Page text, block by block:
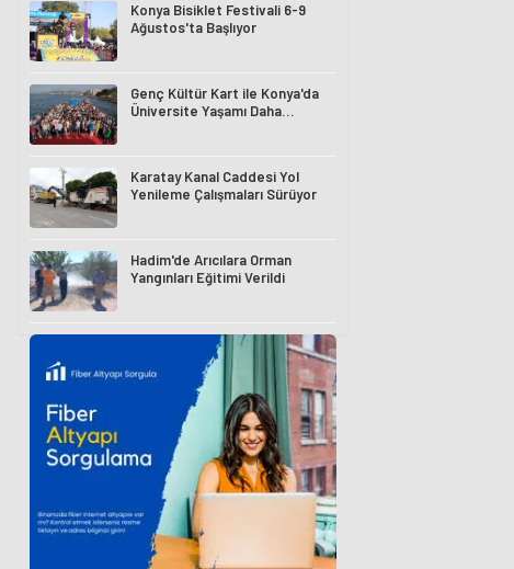
Konya Bisiklet Festivali 6-9
Ağustos'ta Başlıyor
Genç Kültür Kart ile Konya'da
Üniversite Yaşamı Daha
Karatay Kanal Caddesi Yol
Yenileme Çalışmaları Sürüyor
Hadim'de Arıcılara Orman
Yangınları Eğitimi Verildi